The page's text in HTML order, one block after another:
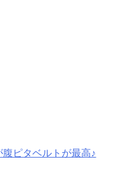
ピタベルトが最高♪